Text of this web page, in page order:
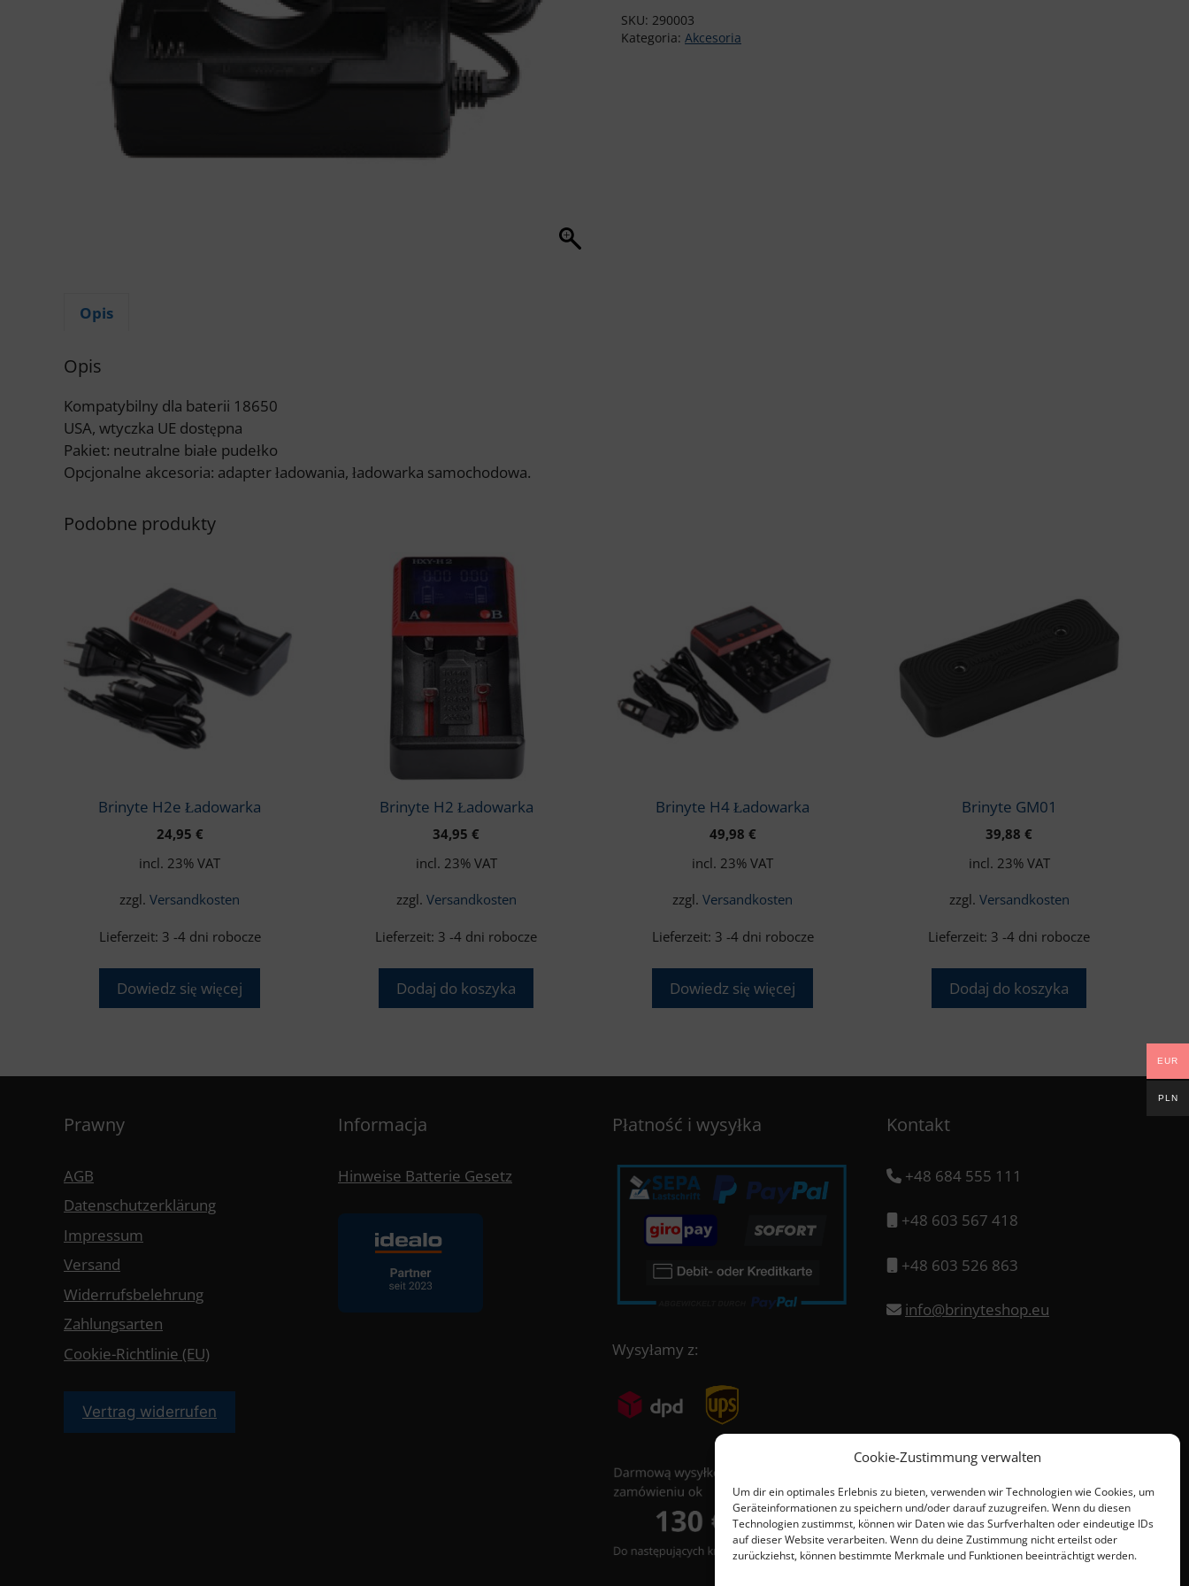
Cookie-Zustimmung verwalten
Um dir ein optimales Erlebnis zu bieten, verwenden wir Technologien wie Cookies, um
Geräteinformationen zu speichern und/oder darauf zuzugreifen. Wenn du diesen
Technologien zustimmst, können wir Daten wie das Surfverhalten oder eindeutige IDs
auf dieser Website verarbeiten. Wenn du deine Zustimmung nicht erteilst oder
zurückziehst, können bestimmte Merkmale und Funktionen beeinträchtigt werden.
SKU: 290003
Kategoria: Akcesoria
Opis
Opis
Kompatybilny dla baterii 18650
USA, wtyczka UE dostępna
Pakiet: neutralne białe pudełko
Opcjonalne akcesoria: adapter ładowania, ładowarka samochodowa.
Podobne produkty
Brinyte H2e Ładowarka
24,95 €
incl. 23% VAT
zzgl.Versandkosten
Lieferzeit: 3 -4 dni robocze
Dowiedz się więcej
Brinyte H2 Ładowarka
34,95€
incl. 23% VAT
zzgl. Versandkosten
Lieferzeit: 3 -4 dni robocze
Dodaj do koszyka
Brinyte H4 Ładowarka
49,98 €
incl. 23% VAT
zzgl.Versandkosten
Lieferzeit: 3 -4 dni robocze
Dowiedz się więcej
Brinyte GM01
39,88€
incl. 23% VAT
zzgl. Versandkosten
Lieferzeit: 3 -4 dni robocze
Dodaj do koszyka
Prawny
AGB
Datenschutzerklärung
Impressum
Versand
Widerrufsbelehrung
Zahlungsarten
Cookie-Richtlinie (EU)
Vertrag widerrufen
Informacja
Hinweise Batterie Gesetz
Płatność i wysyłka
Wysyłamy z:
Kontakt
+48 684 555 111
+48 603 567 418
+48 603 526 863
info@brinyteshop.eu
EUR
PLN